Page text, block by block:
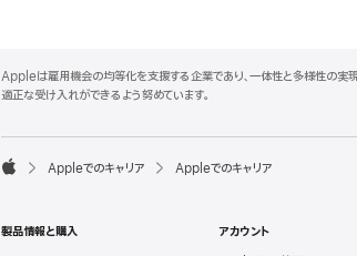
p
p
e
o
e
Appleは雇用機会の均等化を支援する企業であり、一体性と多様性の実
適正な受け入れができるよう努めています。

p
l
Appleでのキャリア Appleでのキャリア
製品情報と購入
アカウント